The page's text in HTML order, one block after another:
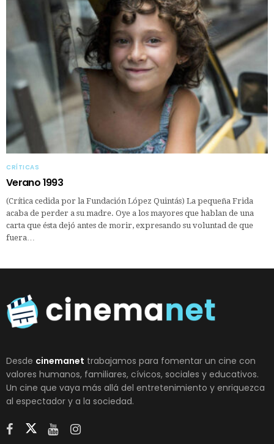
CRÍTICAS
Verano 1993
(Crítica cedida por la Fundación López Quintás) La pequeña Frida
acaba de perder a su madre. Oye a los mayores que hablan de una
carta que ésta dejó antes de morir, expresando su voluntad de que
fuera…
Desde cinemanet trabajamos para fomentar un cine con
valores humanos, familiares, cívicos, sociales y educativos.
Un cine que vaya más allá del entretenimiento y enriquezca
al espectador y a la sociedad.